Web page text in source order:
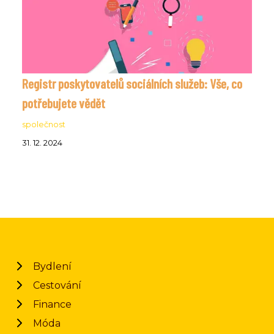
Registr poskytovatelů sociálních služeb: Vše, co
potřebujete vědět
společnost
31. 12. 2024
Bydlení
Cestování
Finance
Móda